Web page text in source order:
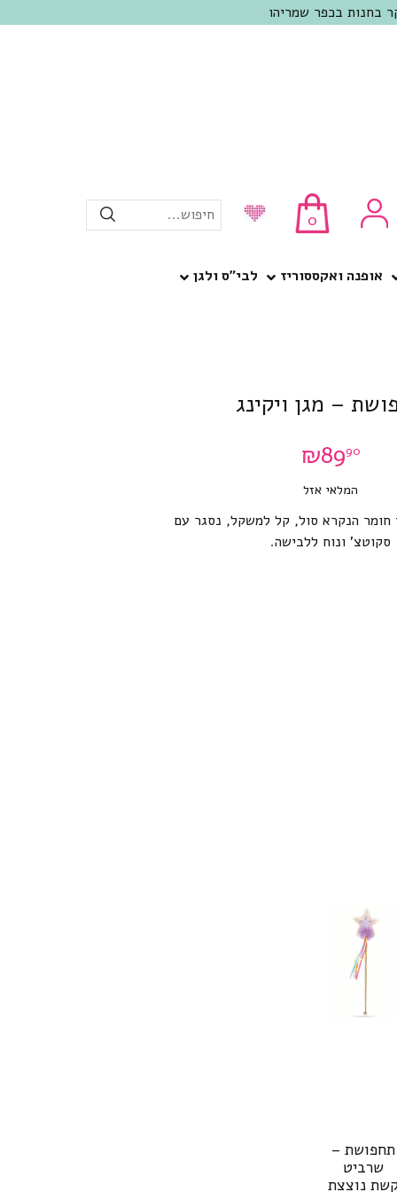
0 חיפוש...
אופנה ואקססוריז
לבי”ס ולגן
– מגן ויקינג
₪8990
המלאי אזל
חומר הנקרא סול, קל למשקל, נסגר עם
סקוטצ’ ונוח ללבישה.
תחפושת –
שרביט
נוצצת